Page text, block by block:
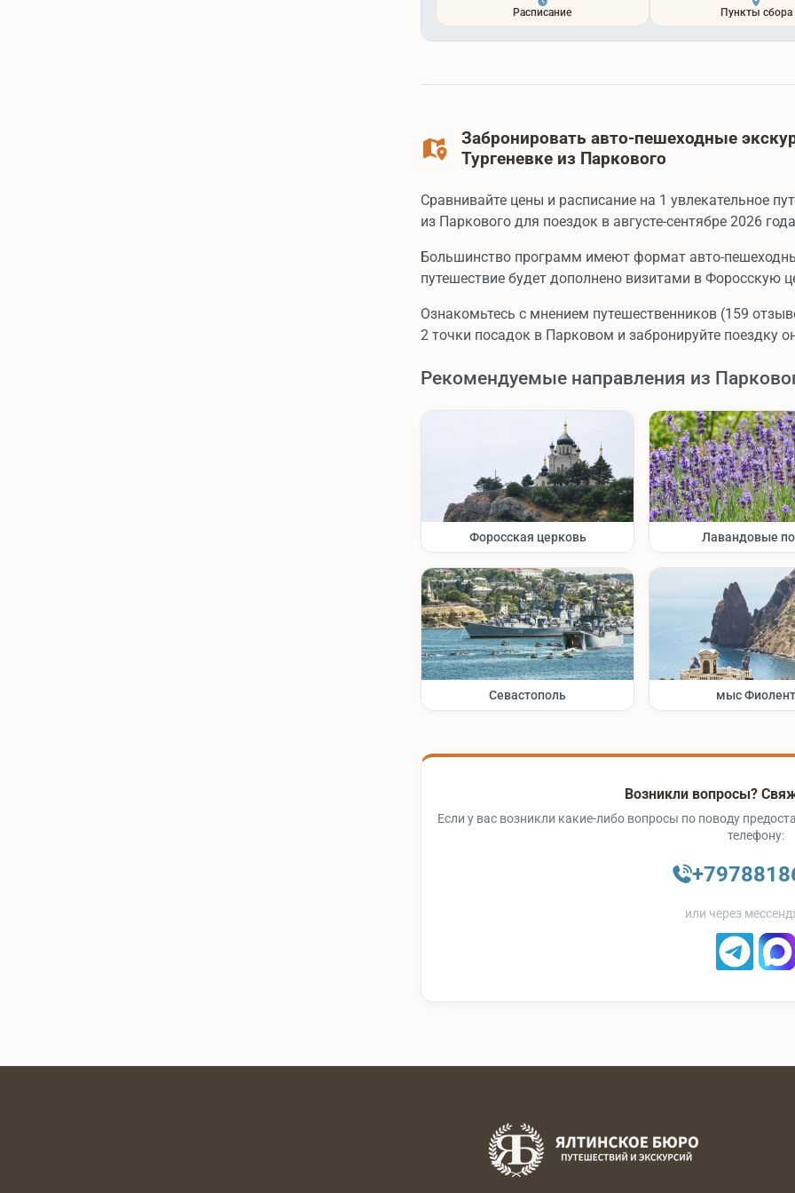
Расписание Пункты сбора
Забронировать авто-пешеходные
Тургеневке из Паркового
Сравнивайте цены и расписание на 1 увлекательное
из Паркового для поездок в августе-сентябре 2026
Большинство программ имеют формат авто-
путешествие будет дополнено визитами в Форосскую
Ознакомьтесь с мнением путешественников (159
2 точки посадок в Парковом и забронируйте поездку
Рекомендуемые направления из
Форосская церковь Лавандовые
Севастополь мыс Фиолент
Возникли вопросы?
Если у вас возникли какие-либо вопросы по поводу
телефону:
или через